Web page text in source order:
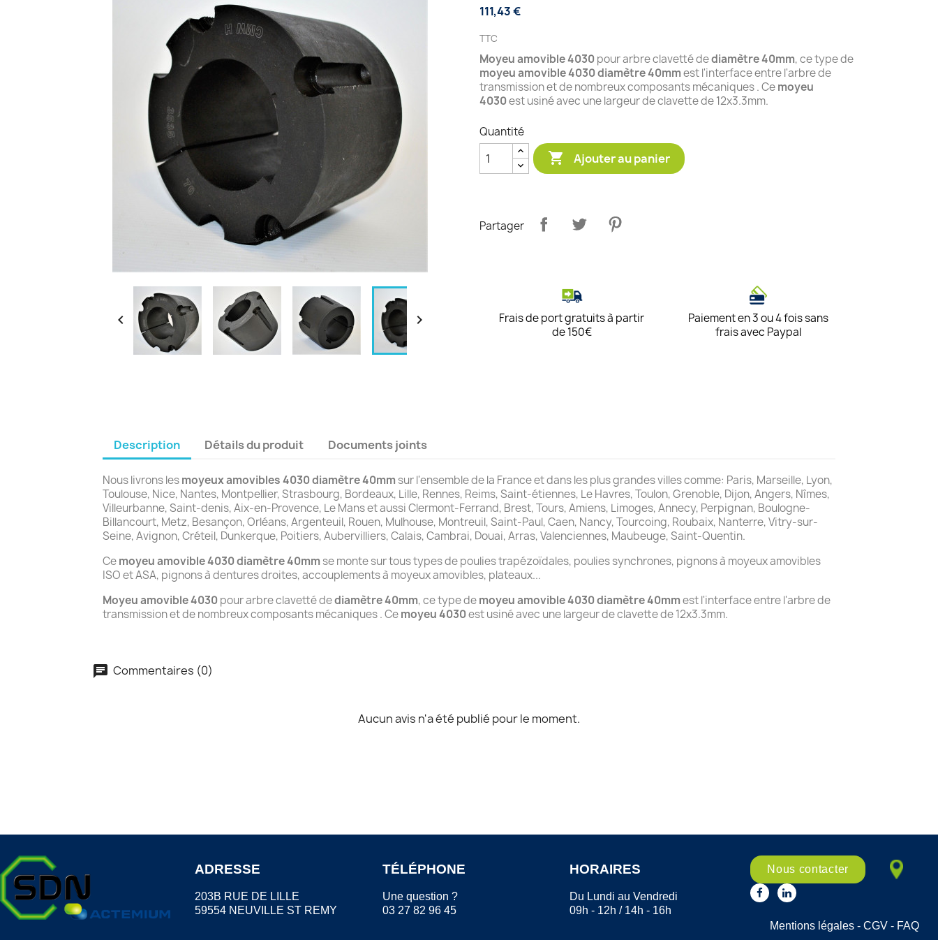
 
111,43 €
TTC
Moyeu amovible 4030pour arbre clavetté dediamètre 40mm, ce type de
moyeu amovible 4030diamètre 40mmest l'interface entre l'arbre de
transmission et de nombreux composants mécaniques . Cemoyeu
4030est usiné avec une largeur de clavette de 12x3.3mm.
Quantité
 Ajouter au panier
Partager
Frais de port gratuits à partir
de 150€
Paiement en 3 ou 4 fois sans
frais avec Paypal
Description Détails du produit Documents joints
Nous livrons lesmoyeux amovibles 4030diamètre 40mm sur l'ensemble de la France et dans les plus grandes villes comme: Paris, Marseille, Lyon,
Toulouse, Nice, Nantes, Montpellier, Strasbourg, Bordeaux, Lille, Rennes, Reims, Saint-étiennes, Le Havres, Toulon, Grenoble, Dijon, Angers, Nîmes,
Villeurbanne, Saint-denis, Aix-en-Provence, Le Mans et aussi Clermont-Ferrand, Brest, Tours, Amiens, Limoges, Annecy, Perpignan, Boulogne-
Billancourt, Metz, Besançon, Orléans, Argenteuil, Rouen, Mulhouse, Montreuil, Saint-Paul, Caen, Nancy, Tourcoing, Roubaix, Nanterre, Vitry-sur-
Seine, Avignon, Créteil, Dunkerque, Poitiers, Aubervilliers, Calais, Cambrai, Douai, Arras, Valenciennes, Maubeuge, Saint-Quentin.
Cemoyeu amovible 4030 diamètre 40mm se monte sur tous types de poulies trapézoïdales, poulies synchrones, pignons à moyeux amovibles
ISO et ASA, pignons à dentures droites, accouplements à moyeux amovibles, plateaux...
Moyeu amovible 4030pour arbre clavetté dediamètre 40mm, ce type demoyeu amovible 4030 diamètre 40mmest l'interface entre l'arbre de
transmission et de nombreux composants mécaniques . Cemoyeu 4030est usiné avec une largeur de clavette de 12x3.3mm.
Commentaires (0)
Aucun avis n'a été publié pour le moment.
ADRESSE
203B RUE DE LILLE
59554 NEUVILLE ST REMY
TÉLÉPHONE
Une question ?
03 27 82 96 45
HORAIRES
Du Lundi au Vendredi
09h - 12h / 14h - 16h
Nous contacter
Mentions légales- CGV- FAQ